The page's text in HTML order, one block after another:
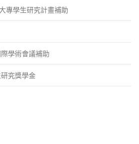
專學生研究計畫補助
學術會議補助
究獎學金